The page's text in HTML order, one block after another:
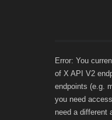
Error: You
of X API V2
endpoints (e.g.
you need
need a different